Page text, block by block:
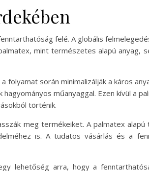
felé. A globális
mint természetes alapú anyag,
során minimalizálják a káros
műanyaggal. Ezen kívül a
történik.
meg termékeiket. A palmatex alapú
is. A tudatos vásárlás és a
lehetőség arra, hogy a